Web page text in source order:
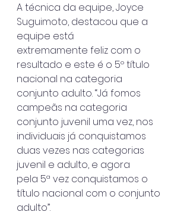
A técnica da equipe, Joyce
Suguimoto, destacou que a
equipe está
extremamente feliz com o
resultado e este é o 5º título
nacional na categoria
conjunto adulto. “Já fomos
campeãs na categoria
conjunto juvenil uma vez, nos
individuais já conquistamos
duas vezes nas categorias
juvenil e adulto, e agora
pela 5ª vez conquistamos o
título nacional com o conjunto
adulto”.